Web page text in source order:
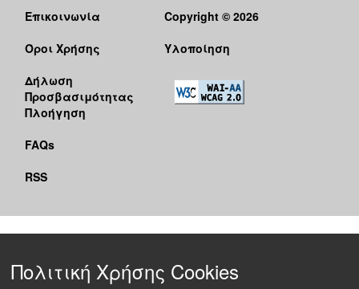
Επικοινωνία
Όροι Χρήσης
Δήλωση
Προσβασιμότητας
Πλοήγηση
FAQs
RSS
Copyright © 2026
Υλοποίηση
Πολιτική Χρήσης Cookies